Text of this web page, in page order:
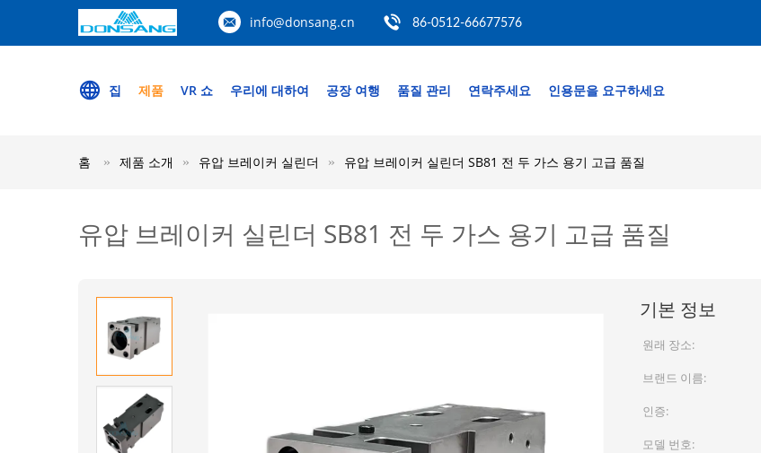
info@donsang.cn 86-0512-66677576
집 제품 VR 쇼 우리에 대하여 공장 여행 품질 관리 연락주세요 인용문을 요구하세요
홈 제품 소개 유압 브레이커 실린더 유압 브레이커 실린더 SB81 전 두 가스 용기 고급 품질
유압 브레이커 실린더 SB81 전 두 가스 용기 고급 품질
기본 정보
원래 장소:
브랜드 이름:
인증:
모델 번호: